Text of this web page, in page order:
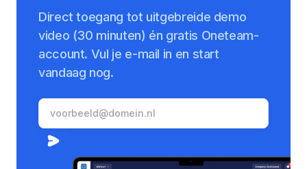
Direct toegang tot uitgebreide demo
video (30 minuten) én gratis Oneteam-
account. Vul je e-mail in en start
vandaag nog.